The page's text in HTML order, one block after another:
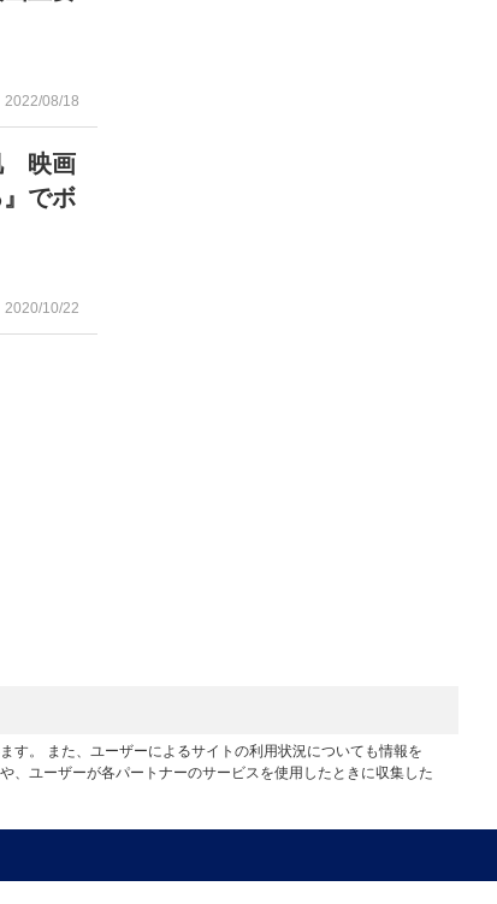
2022/08/18
映画
でボ
2020/10/22
す。 また、ユーザーによるサイトの利用状況についても情報を
、ユーザーが各パートナーのサービスを使用したときに収集した